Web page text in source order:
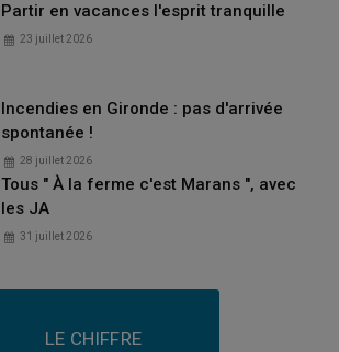
Partir en vacances l'esprit tranquille
23 juillet 2026
Incendies en Gironde : pas d'arrivée
spontanée !
28 juillet 2026
Tous " À la ferme c'est Marans ", avec
les JA
31 juillet 2026
LE CHIFFRE